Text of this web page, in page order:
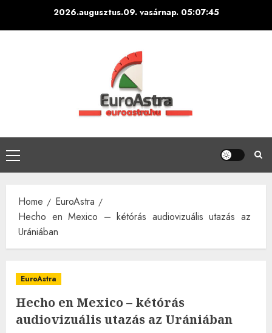
2026.augusztus.09. vasárnap. 05:07:47
Primary
Menu
Home
EuroAstra
Hecho en Mexico – kétórás audiovizuális utazás az
Urániában
EuroAstra
Hecho en Mexico – kétórás
audiovizuális utazás az Urániában